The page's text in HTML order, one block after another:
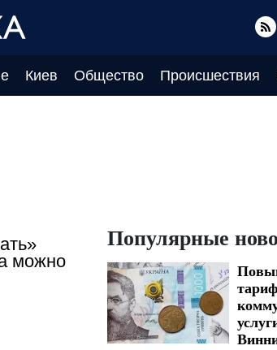
Киев Общество Происшествия
можно
Популярные